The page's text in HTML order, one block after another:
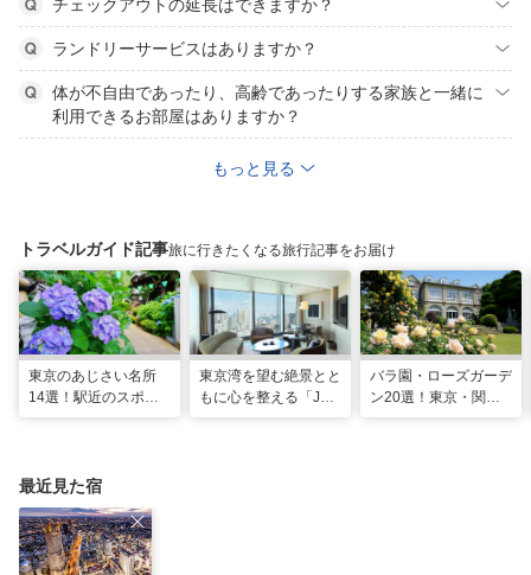
チェックアウトの延長はできますか？
ランドリーサービスはありますか？
体が不自由であったり、高齢であったりする家族と一緒に
利用できるお部屋はありますか？
もっと見る
トラベルガイド記事旅に行きたくなる旅行記事をお届け
東京のあじさい名所
14選！駅近のスポッ
東京湾を望む絶景とと
もに心を整える「JW
バラ園・ローズガーデ
ン20選！東京・関東
最近見た宿